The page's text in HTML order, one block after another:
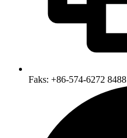
Faks: +86-574-6272 8488